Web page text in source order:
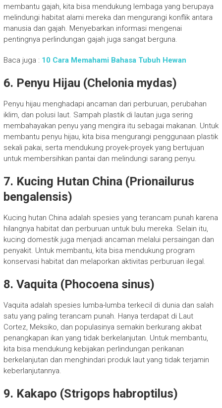
membantu gajah, kita bisa mendukung lembaga yang berupaya
melindungi habitat alami mereka dan mengurangi konflik antara
manusia dan gajah. Menyebarkan informasi mengenai
pentingnya perlindungan gajah juga sangat berguna.
Baca juga : 10 Cara Memahami Bahasa Tubuh Hewan
6. Penyu Hijau (Chelonia mydas)
Penyu hijau menghadapi ancaman dari perburuan, perubahan
iklim, dan polusi laut. Sampah plastik di lautan juga sering
membahayakan penyu yang mengira itu sebagai makanan. Untuk
membantu penyu hijau, kita bisa mengurangi penggunaan plastik
sekali pakai, serta mendukung proyek-proyek yang bertujuan
untuk membersihkan pantai dan melindungi sarang penyu.
7. Kucing Hutan China (Prionailurus
bengalensis)
Kucing hutan China adalah spesies yang terancam punah karena
hilangnya habitat dan perburuan untuk bulu mereka. Selain itu,
kucing domestik juga menjadi ancaman melalui persaingan dan
penyakit. Untuk membantu, kita bisa mendukung program
konservasi habitat dan melaporkan aktivitas perburuan ilegal.
8. Vaquita (Phocoena sinus)
Vaquita adalah spesies lumba-lumba terkecil di dunia dan salah
satu yang paling terancam punah. Hanya terdapat di Laut
Cortez, Meksiko, dan populasinya semakin berkurang akibat
penangkapan ikan yang tidak berkelanjutan. Untuk membantu,
kita bisa mendukung kebijakan perlindungan perikanan
berkelanjutan dan menghindari produk laut yang tidak terjamin
keberlanjutannya.
9. Kakapo (Strigops habroptilus)